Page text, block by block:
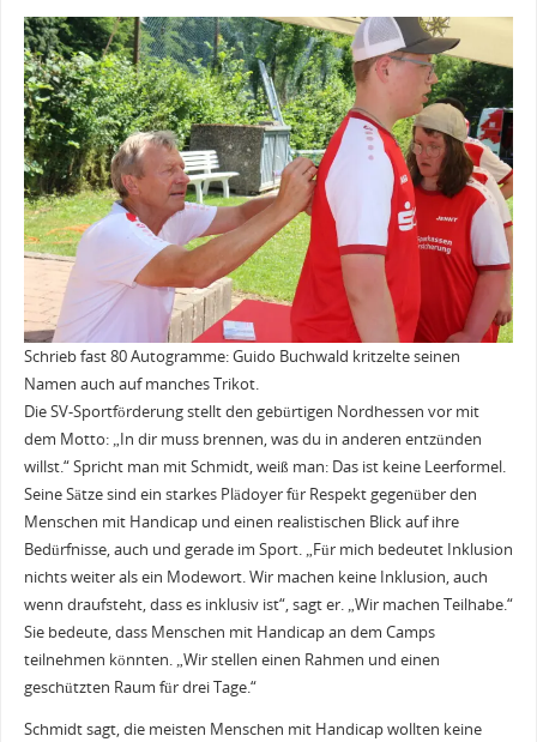
Schrieb fast 80 Autogramme: Guido Buchwald kritzelte seinen
Namen auch auf manches Trikot.
Die SV-Sportförderung stellt den gebürtigen Nordhessen vor mit
dem Motto: „In dir muss brennen, was du in anderen entzünden
willst.“ Spricht man mit Schmidt, weiß man: Das ist keine Leerformel.
Seine Sätze sind ein starkes Plädoyer für Respekt gegenüber den
Menschen mit Handicap und einen realistischen Blick auf ihre
Bedürfnisse, auch und gerade im Sport. „Für mich bedeutet Inklusion
nichts weiter als ein Modewort. Wir machen keine Inklusion, auch
wenn draufsteht, dass es inklusiv ist“, sagt er. „Wir machen Teilhabe.“
Sie bedeute, dass Menschen mit Handicap an dem Camps
teilnehmen könnten. „Wir stellen einen Rahmen und einen
geschützten Raum für drei Tage.“
Schmidt sagt, die meisten Menschen mit Handicap wollten keine